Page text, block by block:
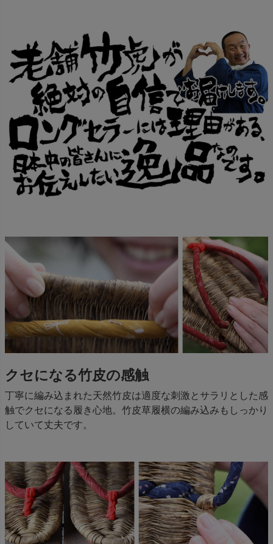
クセになる竹皮の感触
丁寧に編み込まれた天然竹皮は適度な刺激とサラリとした感
触でクセになる履き心地。竹皮草履横の編み込みもしっかり
していて丈夫です。